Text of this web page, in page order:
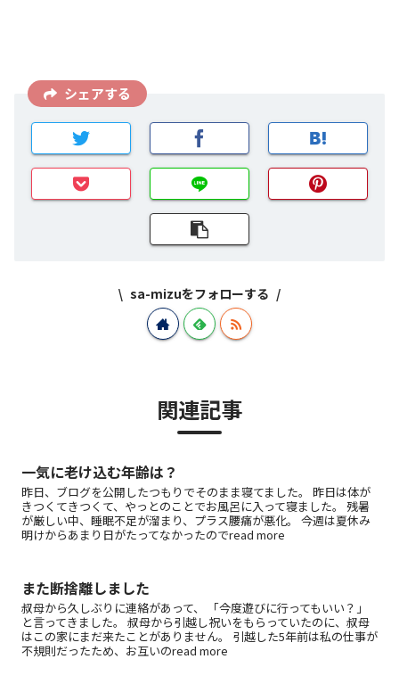
シェアする
sa-mizuをフォローする
関連記事
一気に老け込む年齢は？
昨日、ブログを公開したつもりでそのまま寝てました。 昨日は体が
きつくてきつくて、やっとのことでお風呂に入って寝ました。 残暑
が厳しい中、睡眠不足が溜まり、プラス腰痛が悪化。 今週は夏休み
明けからあまり日がたってなかったのでread more
また断捨離しました
叔母から久しぶりに連絡があって、 「今度遊びに行ってもいい？」
と言ってきました。 叔母から引越し祝いをもらっていたのに、叔母
はこの家にまだ来たことがありません。 引越した5年前は私の仕事が
不規則だったため、お互いのread more